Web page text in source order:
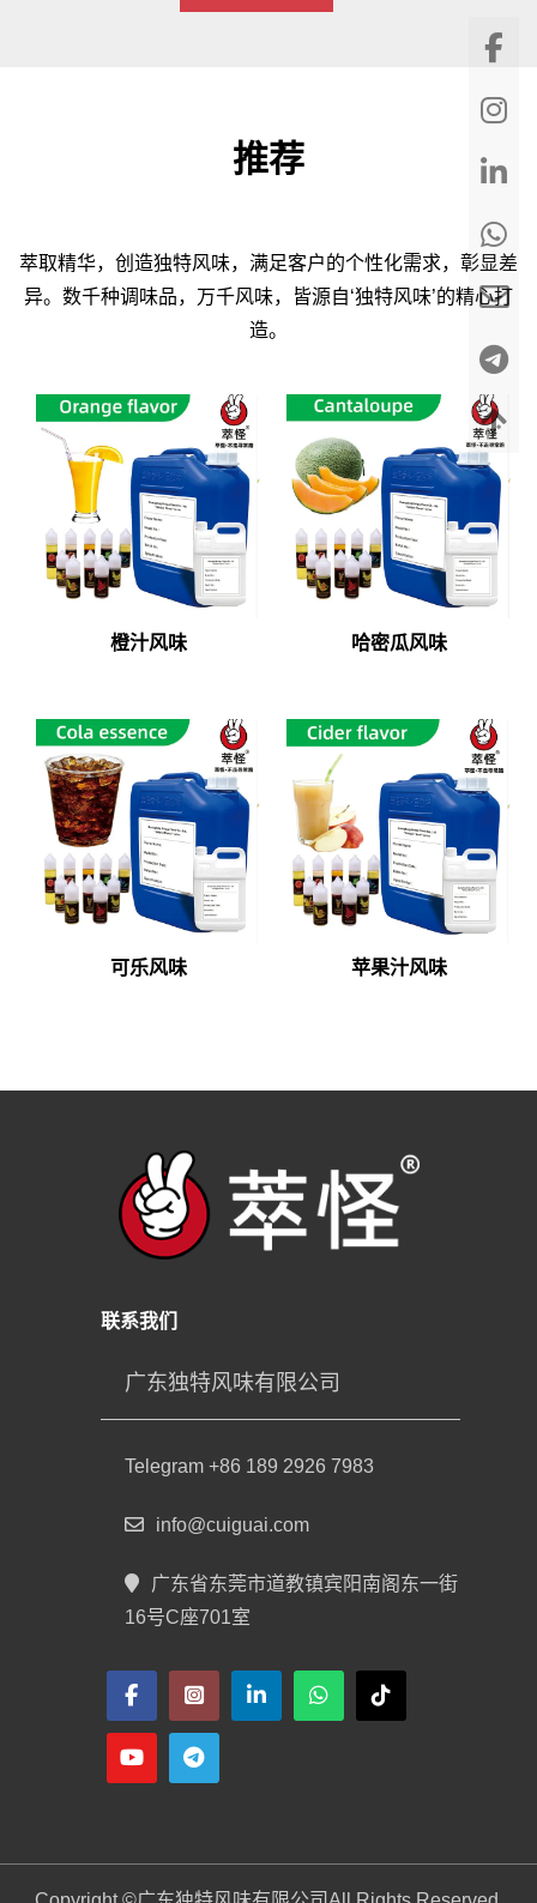
推荐
萃取精华，创造独特风味，满足客户的个性化需求，彰显差
异。数千种调味品，万千风味，皆源自‘独特风味’的精心打
造。
橙汁风味 哈密瓜风味
可乐风味 苹果汁风味
联系我们
广东独特风味有限公司
Telegram +86 189 2926 7983
info@cuiguai.com
广东省东莞市道教镇宾阳南阁东一街
16号C座701室